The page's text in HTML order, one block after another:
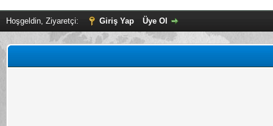
Hoşgeldin, Ziyaretçi: Giriş Yap Üye Ol